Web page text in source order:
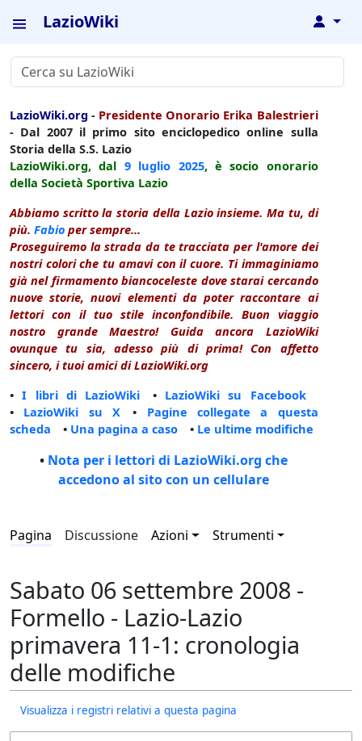
LazioWiki ↓
LazioWiki.org - Presidente Onorario Erika Balestrieri
- Dal 2007 il primo sito enciclopedico online sulla
Storia della S.S. Lazio
LazioWiki.org, dal 9 luglio 2025, è socio onorario
della Società Sportiva Lazio
Abbiamo scritto la storia della Lazio insieme. Ma tu, di
più. Fabio per sempre...
Proseguiremo la strada da te tracciata per l'amore dei
nostri colori che tu amavi con il cuore. Ti immaginiamo
già nel firmamento biancoceleste dove starai cercando
nuove storie, nuovi elementi da poter raccontare ai
lettori con il tuo stile inconfondibile. Buon viaggio
nostro grande Maestro! Guida ancora LazioWiki
ovunque tu sia, adesso più di prima! Con affetto
sincero, i tuoi amici di LazioWiki.org
•I libri di LazioWiki • LazioWiki su Facebook
• LazioWiki su X • Pagine collegate a questa
scheda • Una pagina a caso • Le ultime modifiche
• Nota per i lettori di LazioWiki.org che
accedono al sito con un cellulare
Pagina Discussione Azioni Strumenti
Sabato 06 settembre 2008 -
Formello - Lazio-Lazio
primavera 11-1: cronologia
delle modifiche
Visualizza i registri relativi a questa pagina